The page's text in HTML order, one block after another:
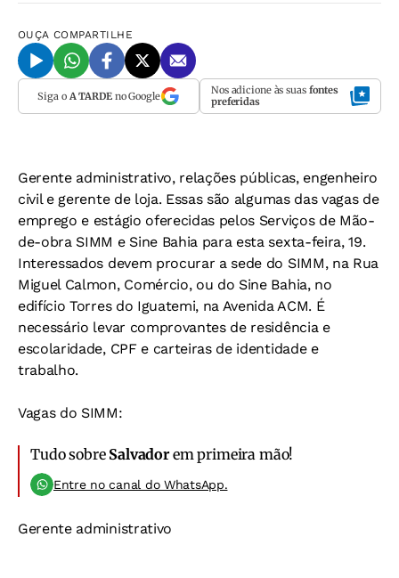
OUÇA COMPARTILHE
Siga o A TARDEno Google Nos adicione às suas fontes
preferidas
Gerente administrativo, relações públicas, engenheiro
civil e gerente de loja. Essas são algumas das vagas de
emprego e estágio oferecidas pelos Serviços de Mão-
de-obra SIMM e Sine Bahia para esta sexta-feira, 19.
Interessados devem procurar a sede do SIMM, na Rua
Miguel Calmon, Comércio, ou do Sine Bahia, no
edifício Torres do Iguatemi, na Avenida ACM. É
necessário levar comprovantes de residência e
escolaridade, CPF e carteiras de identidade e
trabalho.
Vagas do SIMM:
Tudo sobre Salvadorem primeira mão!
Entre no canal do WhatsApp.
Gerente administrativo